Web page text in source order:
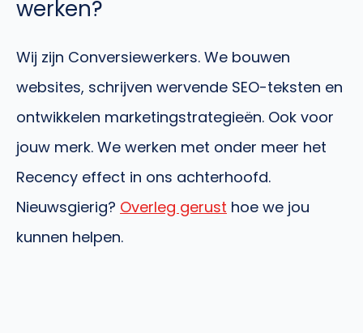
werken?
Wij zijn Conversiewerkers. We bouwen
websites, schrijven wervende SEO-teksten en
ontwikkelen marketingstrategieën. Ook voor
jouw merk. We werken met onder meer het
Recency effect in ons achterhoofd.
Nieuwsgierig? Overleg gerust hoe we jou
kunnen helpen.